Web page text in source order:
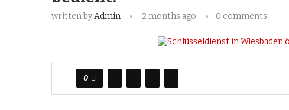
written byAdmin 2 months ago 0 comments
0